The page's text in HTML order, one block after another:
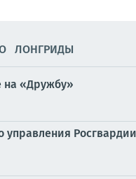
ЛОНГРИДЫ
на «Дружбу»
управления